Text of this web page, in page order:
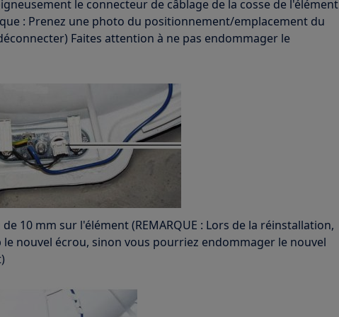
le connecteur de câblage de la cosse de l'élément
: Prenez une photo du positionnement/emplacement du
Faites attention à ne pas endommager le
10 mm sur l'élément (REMARQUE : Lors de la réinstallation,
nouvel écrou, sinon vous pourriez endommager le nouvel